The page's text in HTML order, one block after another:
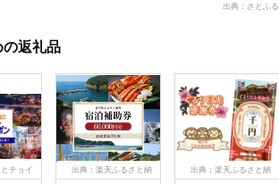
出典：さとふる
の返礼品
チョイ
出典：楽天ふるさと納
出典：楽天ふるさと納